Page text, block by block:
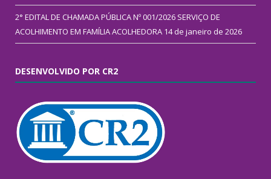
2° EDITAL DE CHAMADA PÚBLICA Nº 001/2026 SERVIÇO DE
ACOLHIMENTO EM FAMÍLIA ACOLHEDORA 14 de janeiro de 2026
DESENVOLVIDO POR CR2